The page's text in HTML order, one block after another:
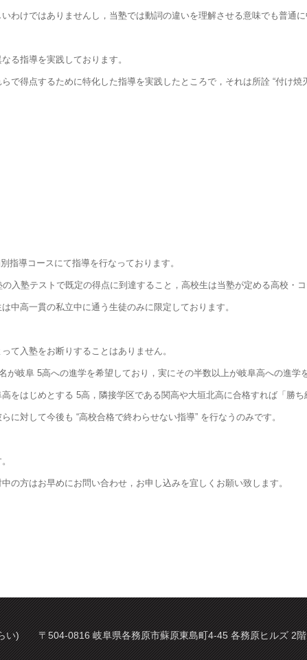
わけではありませんし，当塾では動詞の違いを理解させる意味でも普通に
る指導を実践しております。
得点するために特化した指導を実践したところで，それは所詮 “付け焼
指導コースにて指導を行なっております。
入塾テストで既定の得点に到達すること，高校生は当塾が定める高校・
中高一貫の私立中に通う生徒のみに限定しております。
て入塾をお断りすることはありません。
岐阜 5高への進学を希望しており，実にその半数以上が岐阜高への進学
をはじめとする 5高，隣接学区である関高や大垣北高に合格すれば「勝ち
対して今後も “高校合格で終わらせない指導” を行なうのみです。
の方はお早めにお問い合わせ，お申し込みを宜しくお願い致します。
い) 〒504-0816 岐阜県各務原市蘇原東島町4-45 各務原ヒルズ 2